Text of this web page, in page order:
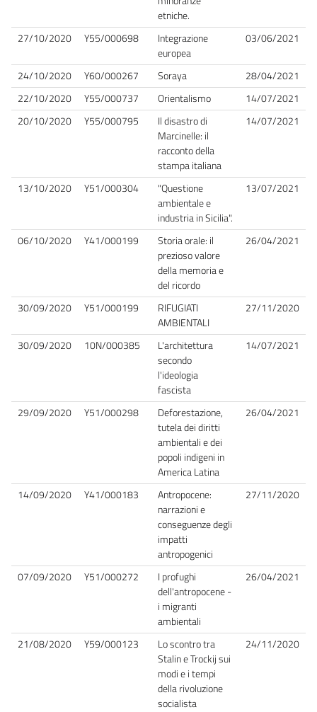
etniche.
27/10/2020
Y55/000698
Integrazione
europea
03/06/2021
24/10/2020 Y60/000267 Soraya
28/04/2021
22/10/2020
Y55/000737 Orientalismo
14/07/2021
20/10/2020
Y55/000795
Il disastro di
Marcinelle: il
racconto della
stampa italiana
14/07/2021
13/10/2020 Y51/000304
"Questione
ambientale e
industria in Sicilia".
13/07/2021
06/10/2020 Y41/000199
Storia orale: il
prezioso valore
della memoria e
del ricordo
26/04/2021
30/09/2020 Y51/000199
RIFUGIATI
AMBIENTALI
27/11/2020
30/09/2020 10N/000385
L'architettura
secondo
l'ideologia
fascista
14/07/2021
29/09/2020 Y51/000298
Deforestazione,
tutela dei diritti
ambientali e dei
popoli indigeni in
America Latina
26/04/2021
14/09/2020 Y41/000183
Antropocene:
narrazioni e
conseguenze degli
impatti
antropogenici
27/11/2020
07/09/2020 Y51/000272
I profughi
dell'antropocene -
i migranti
ambientali
26/04/2021
21/08/2020 Y59/000123
Lo scontro tra
Stalin e Trockij sui
modi e i tempi
della rivoluzione
socialista
24/11/2020